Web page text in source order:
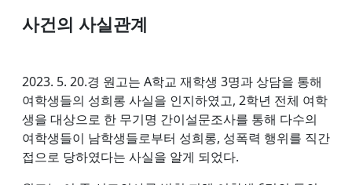
사건의 사실관계
2023. 5. 20.경 원고는 A학교 재학생 3명과 상담을 통해
여학생들의 성희롱 사실을 인지하였고, 2학년 전체 여학
생을 대상으로 한 무기명 간이설문조사를 통해 다수의
여학생들이 남학생들로부터 성희롱, 성폭력 행위를 직간
접으로 당하였다는 사실을 알게 되었다.